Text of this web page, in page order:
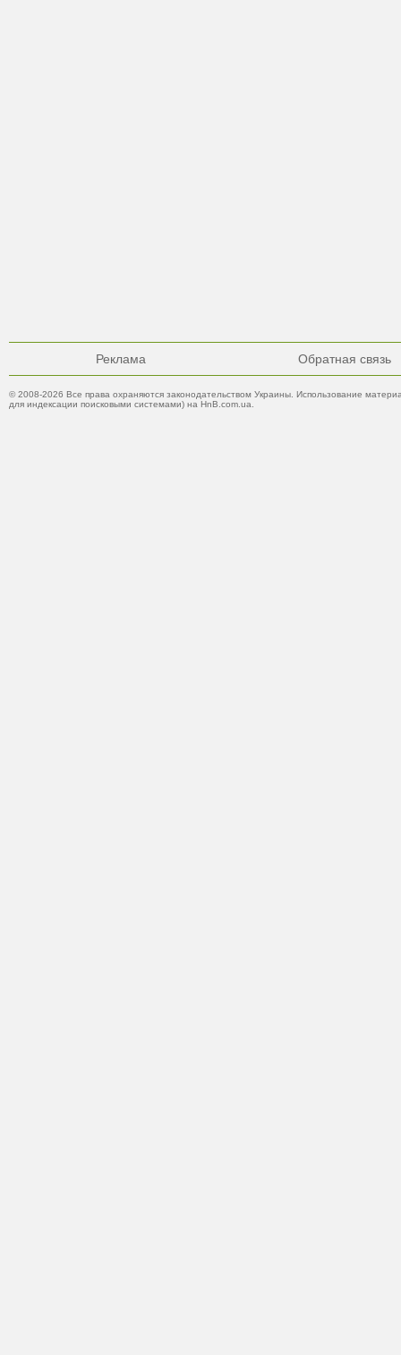
Реклама Обратная связь
© 2008-2026 Все права охраняются законодательством Украины. Использование
для индексации поисковыми системами) на HnB.com.ua.